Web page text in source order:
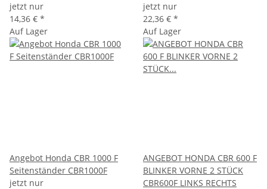
jetzt nur
14,36 € *
jetzt nur
22,36 € *
Auf Lager
Angebot Honda CBR 1000 F
Seitenständer CBR1000F
jetzt nur
Auf Lager
ANGEBOT HONDA CBR 600 F
BLINKER VORNE 2 STÜCK
CBR600F LINKS RECHTS